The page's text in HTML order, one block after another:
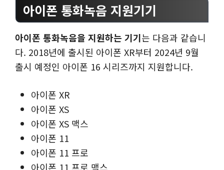
아이폰 통화녹음 지원기기
아이폰 통화녹음을 지원하는 기기는 다음과 같습니
다. 2018년에 출시된 아이폰 XR부터 2024년 9월
출시 예정인 아이폰 16 시리즈까지 지원합니다.
아이폰 XR
아이폰 XS
아이폰 XS 맥스
아이폰 11
아이폰 11 프로
아이폰 11 프로 맥스